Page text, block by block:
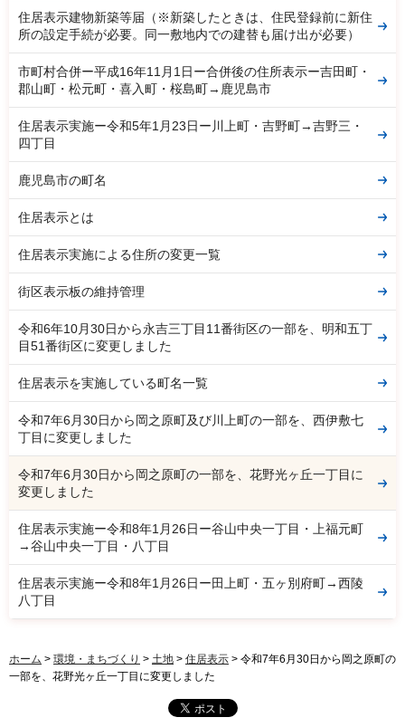
住居表示建物新築等届（※新築したときは、住民登録前に新住
所の設定手続が必要。同一敷地内での建替も届け出が必要）
市町村合併ー平成16年11月1日ー合併後の住所表示ー吉田町・
郡山町・松元町・喜入町・桜島町→鹿児島市
住居表示実施ー令和5年1月23日ー川上町・吉野町→吉野三・
四丁目
鹿児島市の町名
住居表示とは
住居表示実施による住所の変更一覧
街区表示板の維持管理
令和6年10月30日から永吉三丁目11番街区の一部を、明和五丁
目51番街区に変更しました
住居表示を実施している町名一覧
令和7年6月30日から岡之原町及び川上町の一部を、西伊敷七
丁目に変更しました
令和7年6月30日から岡之原町の一部を、花野光ヶ丘一丁目に
変更しました
住居表示実施ー令和8年1月26日ー谷山中央一丁目・上福元町
→谷山中央一丁目・八丁目
住居表示実施ー令和8年1月26日ー田上町・五ヶ別府町→西陵
八丁目
ホーム > 環境・まちづくり > 土地 > 住居表示 > 令和7年6月30日から岡之原町の
一部を、花野光ヶ丘一丁目に変更しました